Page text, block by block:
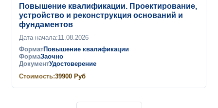
Повышение квалификации. Проектирование,
устройство и реконструкция оснований и
фундаментов
Дата начала:11.08.2026
ФорматПовышение квалификации
ФормаЗаочно
ДокументУдостоверение
Стоимость:39900 Руб